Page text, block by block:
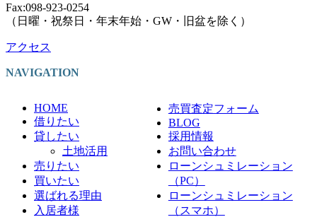
Fax:098-923-0254
（日曜・祝祭日・年末年始・GW・旧盆を除く）
アクセス
NAVIGATION
HOME
借りたい
貸したい
土地活用
売りたい
買いたい
選ばれる理由
入居者様
売買査定フォーム
BLOG
採用情報
お問い合わせ
ローンシュミレーション
（PC）
ローンシュミレーション
（スマホ）